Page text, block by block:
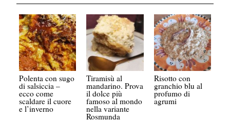
Polenta con sugo
di salsiccia –
ecco come
scaldare il cuore
e l’inverno
Tiramisù al
mandarino. Prova
il dolce più
famoso al mondo
nella variante
Rosmunda
Risotto con
granchio blu al
profumo di
agrumi